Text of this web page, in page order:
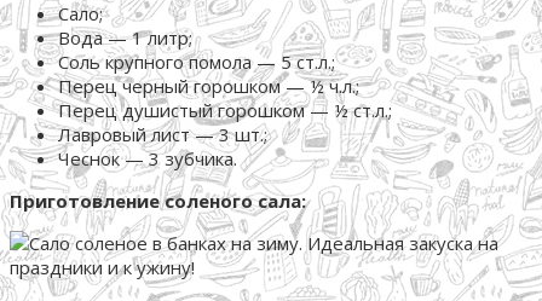
Сало;
Вода — 1 литр;
Соль крупного помола — 5 ст.л.;
Перец черный горошком — ½ ч.л.;
Перец душистый горошком — ½ ст.л.;
Лавровый лист — 3 шт.;
Чеснок — 3 зубчика.
Приготовление соленого сала: